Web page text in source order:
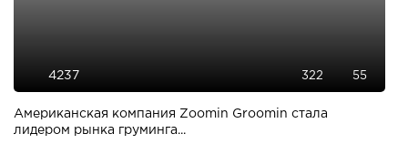
4237 322 55
Американская компания Zoomin Groomin стала
лидером рынка груминга...